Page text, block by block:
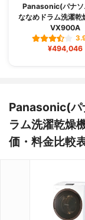
Panasonic(パナソ
ななめドラム洗濯乾
VX900A
¥494,046
Panasonic(パ
ラム洗濯乾燥
価・料金比較